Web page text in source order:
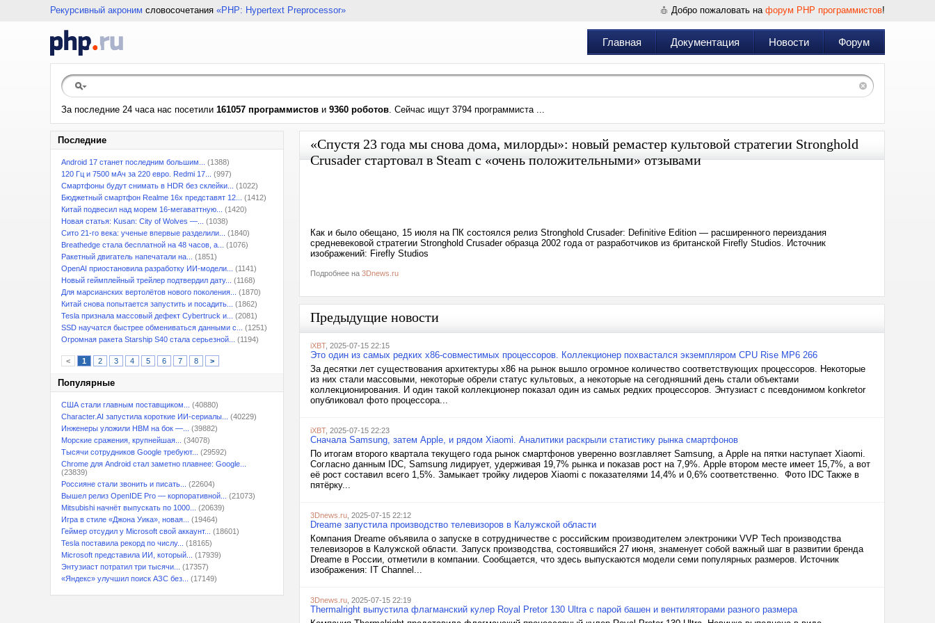
Рекурсивный акроним словосочетания «PHP: Hypertext Preprocessor» Добро пожаловать на форум PHP программистов!
Главная Документация Новости Форум
За последние 24 часа нас посетили 161057 программистов и 9360 роботов. Сейчас ищут 3794 программиста ...
Последние
Android 17 станет последним большим...
(1388)
120 Гц и 7500 мАч за 220 евро. Redmi 17...
(997)
Смартфоны будут снимать в HDR без склейки...
(1022)
Бюджетный смартфон Realme 16x представят 12...
(1412)
Китай подвесил над морем 16-мегаваттную...
(1420)
Новая статья: Kusan: City of Wolves —...
(1038)
Сито 21-го века: ученые впервые разделили...
(1840)
Breathedge стала бесплатной на 48 часов, а...
(1076)
Ракетный двигатель напечатали на...
(1851)
OpenAI приостановила разработку ИИ-модели...
(1141)
Новый геймплейный трейлер подтвердил дату...
(1168)
Для марсианских вертолётов нового поколения...
(1870)
Китай снова попытается запустить и посадить...
(1862)
Tesla признала массовый дефект Cybertruck и...
(2081)
SSD научатся быстрее обмениваться данными с...
(1251)
Огромная ракета Starship S40 стала серьезной...
(1194)
< 1 2 3 4 5 6 7 8 >
Популярные
США стали главным поставщиком...
(40880)
Character.AI запустила короткие ИИ-сериалы...
(40229)
Инженеры уложили HBM на бок —...
(39882)
Морские сражения, крупнейшая...
(34078)
Тысячи сотрудников Google требуют...
(29592)
Chrome для Android стал заметно плавнее: Google...
(23839)
Россияне стали звонить и писать...
(22604)
Вышел релиз OpenIDE Pro — корпоративной...
(21073)
Mitsubishi начнёт выпускать по 1000...
(20639)
Игра в стиле «Джона Уика», новая...
(19464)
Геймер отсудил у Microsoft свой аккаунт...
(18601)
Tesla поставила рекорд по числу...
(18165)
Microsoft представила ИИ, который...
(17939)
Энтузиаст потратил три тысячи...
(17357)
«Яндекс» улучшил поиск АЗС без...
(17149)
«Спустя 23 года мы снова дома, милорды»: новый ремастер культовой стратегии Stronghold
Crusader стартовал в Steam с «очень положительными» отзывами
Как и было обещано, 15 июля на ПК состоялся релиз Stronghold Crusader: Definitive Edition — расширенного переиздания
средневековой стратегии Stronghold Crusader образца 2002 года от разработчиков из британской Firefly Studios. Источник
изображений: Firefly Studios
Подробнее на 3Dnews.ru
Предыдущие новости
iXBT, 2025-07-15 22:15
Это один из самых редких x86-совместимых процессоров. Коллекционер похвастался экземпляром CPU Rise MP6 266
За десятки лет существования архитектуры x86 на рынок вышло огромное количество соответствующих процессоров. Некоторые
из них стали массовыми, некоторые обрели статус культовых, а некоторые на сегодняшний день стали объектами
коллекционирования. И один такой коллекционер показал один из самых редких процессоров. Энтузиаст с псевдонимом konkretor
опубликовал фото процессора...
iXBT, 2025-07-15 22:23
Сначала Samsung, затем Apple, и рядом Xiaomi. Аналитики раскрыли статистику рынка смартфонов
По итогам второго квартала текущего года рынок смартфонов уверенно возглавляет Samsung, а Apple на пятки наступает Xiaomi.
Согласно данным IDC, Samsung лидирует, удерживая 19,7% рынка и показав рост на 7,9%. Apple втором месте имеет 15,7%, а вот
её рост составил всего 1,5%. Замыкает тройку лидеров Xiaomi с показателями 14,4% и 0,6% соответственно. Фото IDC Также в
пятёрку...
3Dnews.ru , 2025-07-15 22:12
Dreame запустила производство телевизоров в Калужской области
Компания Dreame объявила о запуске в сотрудничестве с российским производителем электроники VVP Tech производства
телевизоров в Калужской области. Запуск производства, состоявшийся 27 июня, знаменует собой важный шаг в развитии бренда
Dreame в России, отметили в компании. Сообщается, что здесь выпускаются модели семи популярных размеров. Источник
изображения: IT Channel...
3Dnews.ru , 2025-07-15 22:19
Thermalright выпустила флагманский кулер Royal Pretor 130 Ultra с парой башен и вентиляторами разного размера